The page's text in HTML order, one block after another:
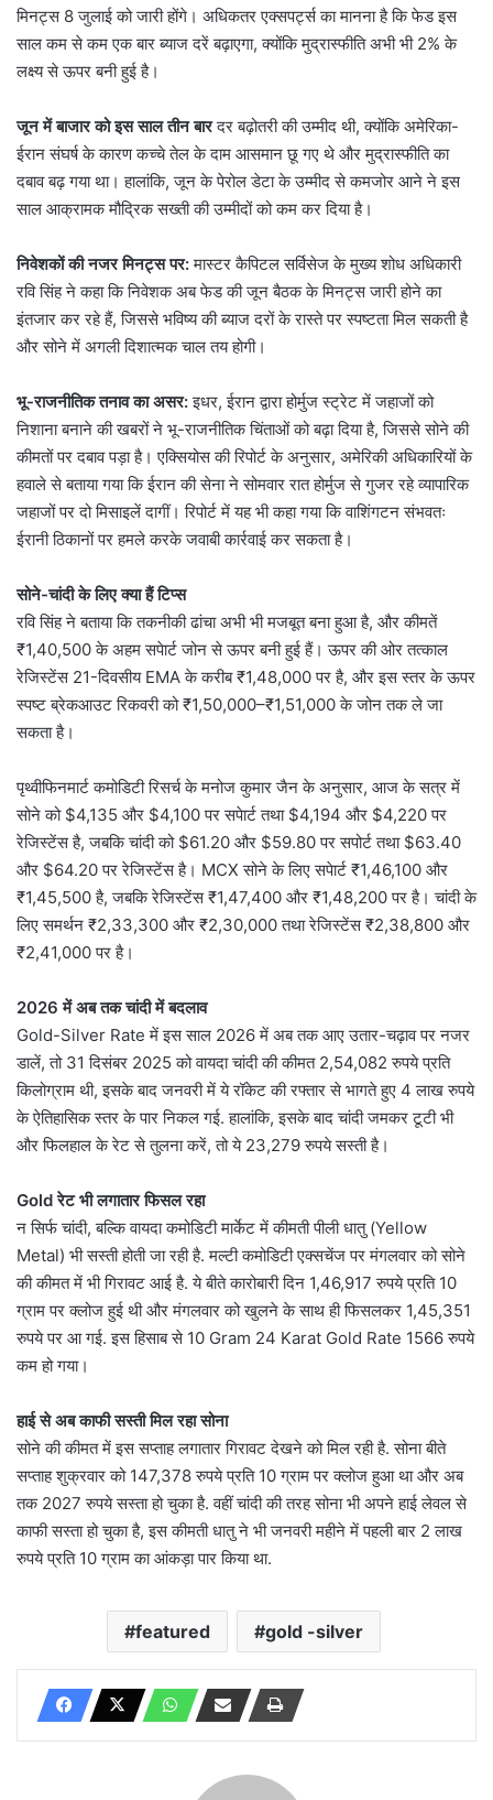
मिनट्स 8 जुलाई को जारी होंगे। अधिकतर एक्सपर्ट्स का मानना है कि फेड इस
साल कम से कम एक बार ब्याज दरें बढ़ाएगा, क्योंकि मुद्रास्फीति अभी भी 2% के
लक्ष्य से ऊपर बनी हुई है।
जून में बाजार को इस साल तीन बारदर बढ़ोतरी की उम्मीद थी, क्योंकि अमेरिका-
ईरान संघर्ष के कारण कच्चे तेल के दाम आसमान छू गए थे और मुद्रास्फीति का
दबाव बढ़ गया था। हालांकि, जून के पेरोल डेटा के उम्मीद से कमजोर आने ने इस
साल आक्रामक मौद्रिक सख्ती की उम्मीदों को कम कर दिया है।
निवेशकों की नजर मिनट्स पर:मास्टर कैपिटल सर्विसेज के मुख्य शोध अधिकारी
रवि सिंह ने कहा कि निवेशक अब फेड की जून बैठक के मिनट्स जारी होने का
इंतजार कर रहे हैं, जिससे भविष्य की ब्याज दरों के रास्ते पर स्पष्टता मिल सकती है
और सोने में अगली दिशात्मक चाल तय होगी।
भू-राजनीतिक तनाव का असर:इधर, ईरान द्वारा होर्मुज स्ट्रेट में जहाजों को
निशाना बनाने की खबरों ने भू-राजनीतिक चिंताओं को बढ़ा दिया है, जिससे सोने की
कीमतों पर दबाव पड़ा है। एक्सियोस की रिपोर्ट के अनुसार, अमेरिकी अधिकारियों के
हवाले से बताया गया कि ईरान की सेना ने सोमवार रात होर्मुज से गुजर रहे व्यापारिक
जहाजों पर दो मिसाइलें दागीं। रिपोर्ट में यह भी कहा गया कि वाशिंगटन संभवतः
ईरानी ठिकानों पर हमले करके जवाबी कार्रवाई कर सकता है।
सोने-चांदी के लिए क्या हैं टिप्स
रवि सिंह ने बताया कि तकनीकी ढांचा अभी भी मजबूत बना हुआ है, और कीमतें
₹1,40,500 के अहम सपेार्ट जोन से ऊपर बनी हुई हैं। ऊपर की ओर तत्काल
रेजिस्टेंस 21-दिवसीय EMA के करीब ₹1,48,000 पर है, और इस स्तर के ऊपर
स्पष्ट ब्रेकआउट रिकवरी को ₹1,50,000–₹1,51,000 के जोन तक ले जा
सकता है।
पृथ्वीफिनमार्ट कमोडिटी रिसर्च के मनोज कुमार जैन के अनुसार, आज के सत्र में
सोने को $4,135 और $4,100 पर सपेार्ट तथा $4,194 और $4,220 पर
रेजिस्टेंस है, जबकि चांदी को $61.20 और $59.80 पर सपोर्ट तथा $63.40
और $64.20 पर रेजिस्टेंस है। MCX सोने के लिए सपेार्ट ₹1,46,100 और
₹1,45,500 है, जबकि रेजिस्टेंस ₹1,47,400 और ₹1,48,200 पर है। चांदी के
लिए समर्थन ₹2,33,300 और ₹2,30,000 तथा रेजिस्टेंस ₹2,38,800 और
₹2,41,000 पर है।
2026 में अब तक चांदी में बदलाव
Gold-Silver Rate में इस साल 2026 में अब तक आए उतार-चढ़ाव पर नजर
डालें, तो 31 दिसंबर 2025 को वायदा चांदी की कीमत 2,54,082 रुपये प्रति
किलोग्राम थी, इसके बाद जनवरी में ये रॉकेट की रफ्तार से भागते हुए 4 लाख रुपये
के ऐतिहासिक स्तर के पार निकल गई. हालांकि, इसके बाद चांदी जमकर टूटी भी
और फिलहाल के रेट से तुलना करें, तो ये 23,279 रुपये सस्ती है।
Gold रेट भी लगातार फिसल रहा
न सिर्फ चांदी, बल्कि वायदा कमोडिटी मार्केट में कीमती पीली धातु (Yellow
Metal) भी सस्ती होती जा रही है. मल्टी कमोडिटी एक्सचेंज पर मंगलवार को सोने
की कीमत में भी गिरावट आई है. ये बीते कारोबारी दिन 1,46,917 रुपये प्रति 10
ग्राम पर क्लोज हुई थी और मंगलवार को खुलने के साथ ही फिसलकर 1,45,351
रुपये पर आ गई. इस हिसाब से 10 Gram 24 Karat Gold Rate 1566 रुपये
कम हो गया।
हाई से अब काफी सस्ती मिल रहा सोना
सोने की कीमत में इस सप्ताह लगातार गिरावट देखने को मिल रही है. सोना बीते
सप्ताह शुक्रवार को 147,378 रुपये प्रति 10 ग्राम पर क्लोज हुआ था और अब
तक 2027 रुपये सस्ता हो चुका है. वहीं चांदी की तरह सोना भी अपने हाई लेवल से
काफी सस्ता हो चुका है, इस कीमती धातु ने भी जनवरी महीने में पहली बार 2 लाख
रुपये प्रति 10 ग्राम का आंकड़ा पार किया था.
featured gold -silver